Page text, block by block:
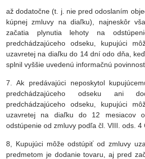
až dodatočne (t. j. nie pred odoslaním
kúpnej zmluvy na diaľku), najneskôr
začatia plynutia lehoty na
predchádzajúceho odseku, kupujúci
uzavretej na diaľku do 14 dní odo dňa,
splnil vyššie uvedenú informačnú
7. Ak predávajúci neposkytol
predchádzajúceho odseku ani
predchádzajúceho odseku, kupujúci
uzavretej na diaľku do 12 mesiacov
odstúpenie od zmluvy podľa čl. VIII. ods. 4
8, Kupujúci môže odstúpiť od zmluvy
predmetom je dodanie tovaru, aj pred